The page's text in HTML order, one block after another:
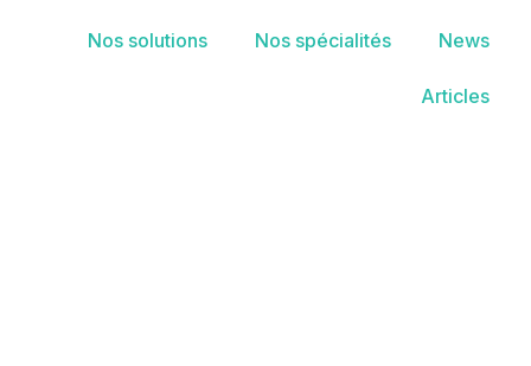
Nos solutions Nos spécialités News
Articles